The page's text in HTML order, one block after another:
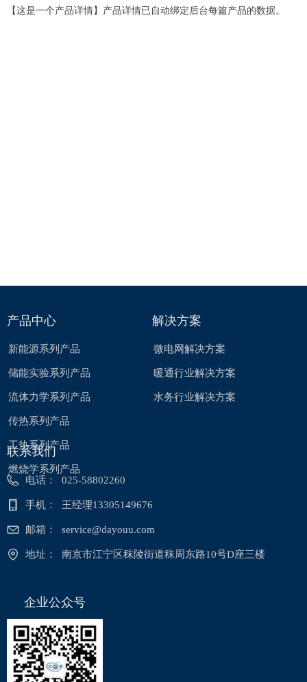
【这是一个产品详情】产品详情已自动绑定后台每篇产品的数据。
产品中心
新能源系列产品
储能实验系列产品
流体力学系列产品
传热系列产品
工热系列产品
燃烧学系列产品
解决方案
微电网解决方案
暖通行业解决方案
水务行业解决方案
联系我们
电话： 025-58802260
手机： 王经理13305149676
邮箱： service@dayouu.com
地址： 南京市江宁区秣陵街道秣周东路10号D座三楼
企业公众号